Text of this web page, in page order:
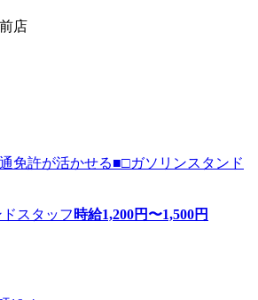
店
免許が活かせる■□ガソリンスタンド
スタッフ 時給1,200円〜1,500円